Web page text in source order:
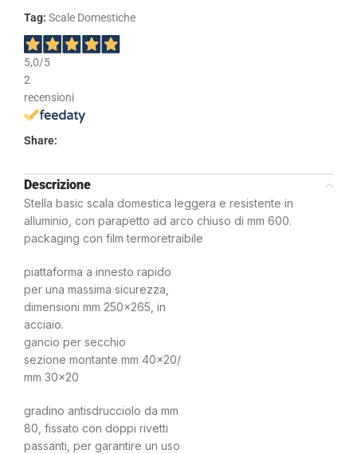
Tag: Scale Domestiche
5,0/5
2
recensioni
Share:
Descrizione
Stella basic scala domestica leggera e resistente in
alluminio, con parapetto ad arco chiuso di mm 600.
packaging con film termoretraibile
piattaforma a innesto rapido
per una massima sicurezza,
dimensioni mm 250×265, in
acciaio.
gancio per secchio
sezione montante mm 40×20/
mm 30×20
gradino antisdrucciolo da mm
80, fissato con doppi rivetti
passanti, per garantire un uso